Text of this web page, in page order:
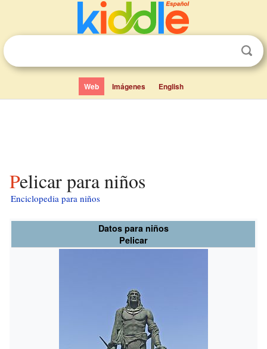
Web Imágenes English
Pelicar para niños
Enciclopedia para niños
Datos para niños
Pelicar